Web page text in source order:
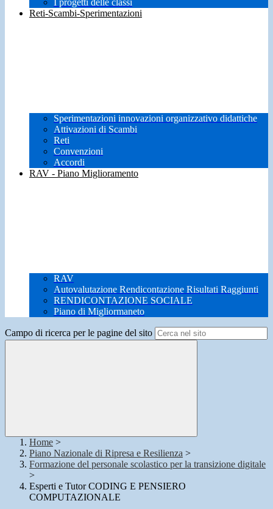
I progetti delle classi
Reti-Scambi-Sperimentazioni
Sperimentazioni innovazioni organizzativo didattiche
Attivazioni di Scambi
Reti
Convenzioni
Accordi
RAV - Piano Miglioramento
RAV
Autovalutazione Rendicontazione Risultati Raggiunti
RENDICONTAZIONE SOCIALE
Piano di Migliormaneto
Campo di ricerca per le pagine del sito
Home >
Piano Nazionale di Ripresa e Resilienza >
Formazione del personale scolastico per la transizione digitale
>
Esperti e Tutor CODING E PENSIERO
COMPUTAZIONALE